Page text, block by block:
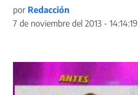
por Redacción
7 de noviembre del 2013 - 14:14:19